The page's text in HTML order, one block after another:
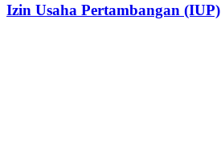
Izin Usaha Pertambangan (IUP)